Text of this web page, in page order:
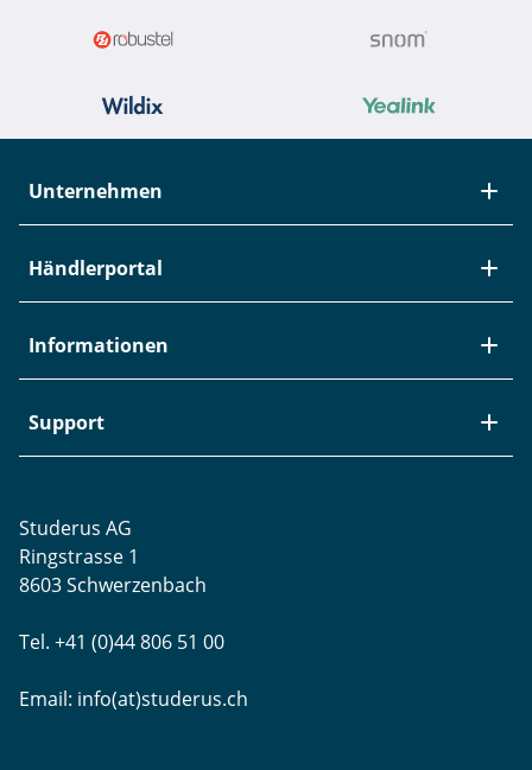
Unternehmen
Über Studerus
Team
Kontakt
Studerus als Arbeitgeber
Aktuelle Jobs
Referenzen
Datenschutz
Händlerportal
Neuheiten / EOL
Datenanbindung
Swiss Service Pack
Zyxel-Partnerprogramm
Informationen
Bezugsquellen
Garantieinformationen
Brands
Blog
Support
Projektunterstützung
WLAN-Ausmessung
Remote Desktop
Studerus AG
Ringstrasse 1
8603 Schwerzenbach
Tel. +41 (0)44 806 51 00
Email: info(at)studerus.ch